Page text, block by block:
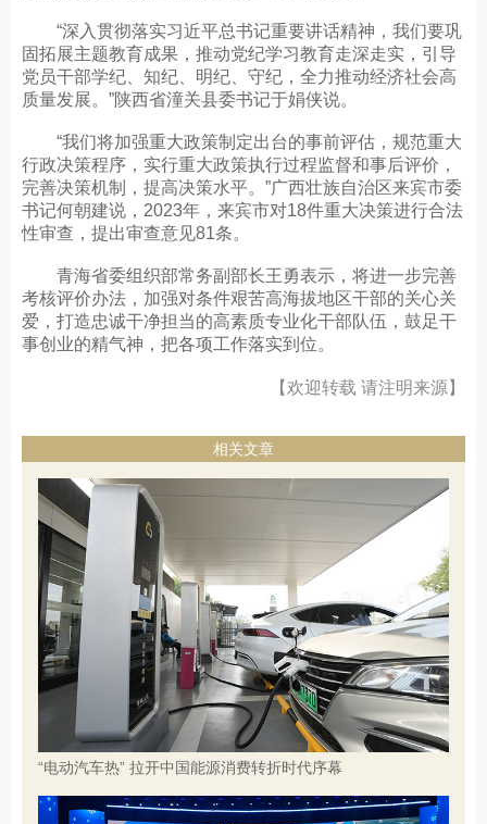
“深入贯彻落实习近平总书记重要讲话精神，我们要巩
固拓展主题教育成果，推动党纪学习教育走深走实，引导
党员干部学纪、知纪、明纪、守纪，全力推动经济社会高
质量发展。”陕西省潼关县委书记于娟侠说。
“我们将加强重大政策制定出台的事前评估，规范重大
行政决策程序，实行重大政策执行过程监督和事后评价，
完善决策机制，提高决策水平。”广西壮族自治区来宾市委
书记何朝建说，2023年，来宾市对18件重大决策进行合法
性审查，提出审查意见81条。
青海省委组织部常务副部长王勇表示，将进一步完善
考核评价办法，加强对条件艰苦高海拔地区干部的关心关
爱，打造忠诚干净担当的高素质专业化干部队伍，鼓足干
事创业的精气神，把各项工作落实到位。
【欢迎转载 请注明来源】
相关文章
“电动汽车热” 拉开中国能源消费转折时代序幕